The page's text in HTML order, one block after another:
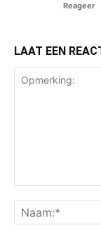
Reageer
LAAT EEN